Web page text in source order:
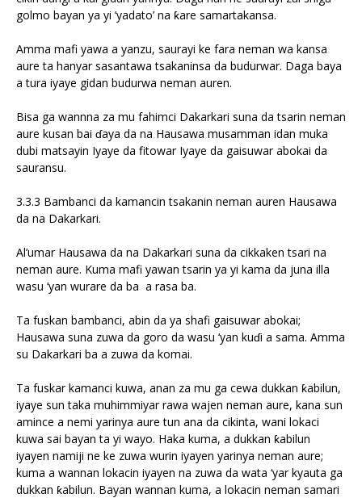
golmo bayan ya yi ‘yadato’ na ƙare samartakansa.
Amma mafi yawa a yanzu, saurayi ke fara neman wa kansa
aure ta hanyar sasantawa tsakaninsa da budurwar. Daga baya
a tura iyaye gidan budurwa neman auren.
Bisa ga wannna za mu fahimci Dakarkari suna da tsarin neman
aure kusan bai ɗaya da na Hausawa musamman idan muka
dubi matsayin Iyaye da fitowar Iyaye da gaisuwar abokai da
sauransu.
3.3.3 Bambanci da kamancin tsakanin neman auren Hausawa
da na Dakarkari.
Al’umar Hausawa da na Dakarkari suna da cikkaken tsari na
neman aure. Kuma mafi yawan tsarin ya yi kama da juna illa
wasu ‘yan wurare da ba a rasa ba.
Ta fuskan bambanci, abin da ya shafi gaisuwar abokai;
Hausawa suna zuwa da goro da wasu ‘yan kuɗi a sama. Amma
su Dakarkari ba a zuwa da komai.
Ta fuskar kamanci kuwa, anan za mu ga cewa dukkan ƙabilun,
iyaye sun taka muhimmiyar rawa wajen neman aure, kana sun
amince a nemi yarinya aure tun ana da cikinta, wani lokaci
kuwa sai bayan ta yi wayo. Haka kuma, a dukkan ƙabilun
iyayen namiji ne ke zuwa wurin iyayen yarinya neman aure;
kuma a wannan lokacin iyayen na zuwa da wata ‘yar kyauta ga
dukkan ƙabilun. Bayan wannan kuma, a lokacin neman samari